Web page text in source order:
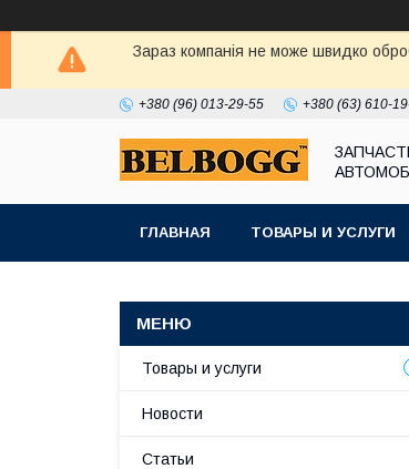
Зараз компанія не може швидко
+380 (96) 013-29-55 +380 (63) 610-
ГЛАВНАЯ ТОВАРЫ И УСЛУГИ
Товары и услуги
Новости
Статьи